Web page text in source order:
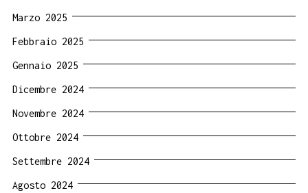
Marzo 2025
Febbraio 2025
Gennaio 2025
Dicembre 2024
Novembre 2024
Ottobre 2024
Settembre 2024
Agosto 2024